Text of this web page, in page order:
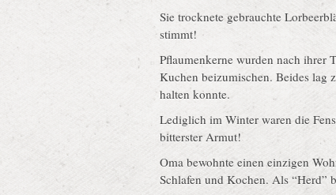
Sie trocknete gebrauchte
stimmt!
Pflaumenkerne wurden nach ihrer
Kuchen beizumischen. Beides lag
halten konnte.
Lediglich im Winter waren die
bitterster Armut!
Oma bewohnte einen einzigen
Schlafen und Kochen. Als “Herd”